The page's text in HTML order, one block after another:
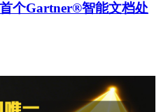
个Gartner®智能文档处